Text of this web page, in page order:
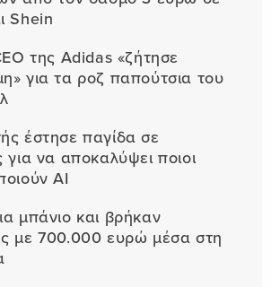
Shein
της Adidas «ζήτησε
για τα ροζ παπούτσια του
έστησε παγίδα σε
για να αποκαλύψει ποιοι
AI
μπάνιο και βρήκαν
με 700.000 ευρώ μέσα στη